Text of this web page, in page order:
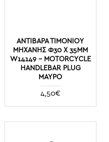
AΝΤΊΒΑΡΑ ΤΙΜΟΝΙΟΎ
ΜΗΧΑΝΉΣ Φ30 X 35MM
W14149 – MOTORCYCLE
HANDLEBAR PLUG
ΜΑΎΡΟ
4,50€